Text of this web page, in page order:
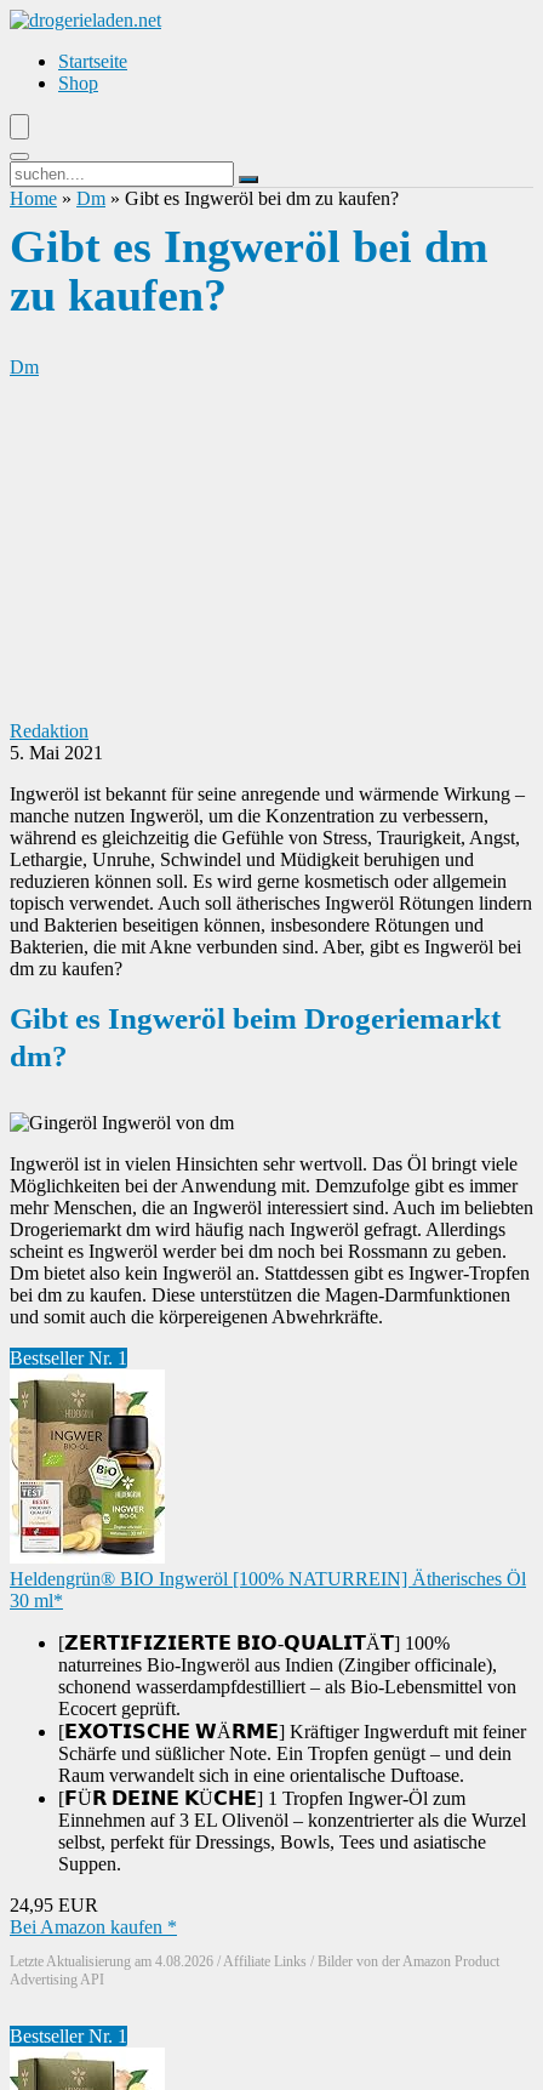
Startseite
Shop
Home » Dm » Gibt es Ingweröl bei dm zu kaufen?
Gibt es Ingweröl bei dm
zu kaufen?
Dm
Redaktion
5. Mai 2021
Ingweröl ist bekannt für seine anregende und wärmende Wirkung –
manche nutzen Ingweröl, um die Konzentration zu verbessern,
während es gleichzeitig die Gefühle von Stress, Traurigkeit, Angst,
Lethargie, Unruhe, Schwindel und Müdigkeit beruhigen und
reduzieren können soll. Es wird gerne kosmetisch oder allgemein
topisch verwendet. Auch soll ätherisches Ingweröl Rötungen lindern
und Bakterien beseitigen können, insbesondere Rötungen und
Bakterien, die mit Akne verbunden sind. Aber, gibt es Ingweröl bei
dm zu kaufen?
Gibt es Ingweröl beim Drogeriemarkt
dm?
Ingweröl ist in vielen Hinsichten sehr wertvoll. Das Öl bringt viele
Möglichkeiten bei der Anwendung mit. Demzufolge gibt es immer
mehr Menschen, die an Ingweröl interessiert sind. Auch im beliebten
Drogeriemarkt dm wird häufig nach Ingweröl gefragt. Allerdings
scheint es Ingweröl werder bei dm noch bei Rossmann zu geben.
Dm bietet also kein Ingweröl an. Stattdessen gibt es Ingwer-Tropfen
bei dm zu kaufen. Diese unterstützen die Magen-Darmfunktionen
und somit auch die körpereigenen Abwehrkräfte.
Bestseller Nr. 1
Heldengrün® BIO Ingweröl [100% NATURREIN] Ätherisches Öl
30 ml*
[𝗭𝗘𝗥𝗧𝗜𝗙𝗜𝗭𝗜𝗘𝗥𝗧𝗘 𝗕𝗜𝗢-𝗤𝗨𝗔𝗟𝗜𝗧Ä𝗧] 100%
naturreines Bio-Ingweröl aus Indien (Zingiber officinale),
schonend wasserdampfdestilliert – als Bio-Lebensmittel von
Ecocert geprüft.
[𝗘𝗫𝗢𝗧𝗜𝗦𝗖𝗛𝗘 𝗪Ä𝗥𝗠𝗘] Kräftiger Ingwerduft mit feiner
Schärfe und süßlicher Note. Ein Tropfen genügt – und dein
Raum verwandelt sich in eine orientalische Duftoase.
[𝗙Ü𝗥 𝗗𝗘𝗜𝗡𝗘 𝗞Ü𝗖𝗛𝗘] 1 Tropfen Ingwer-Öl zum
Einnehmen auf 3 EL Olivenöl – konzentrierter als die Wurzel
selbst, perfekt für Dressings, Bowls, Tees und asiatische
Suppen.
24,95 EUR
Bei Amazon kaufen *
Letzte Aktualisierung am 4.08.2026 / Affiliate Links / Bilder von der Amazon Product
Advertising API
Bestseller Nr. 1